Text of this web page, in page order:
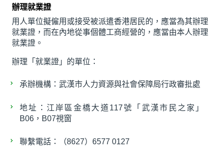
辦理就業證
用人單位擬僱用或接受被派遣香港居民的，應當為其辦理
就業證，而在內地從事個體工商經營的，應當由本人辦理
就業證。
辦理「就業證」的單位：
承辦機構：武漢市人力資源與社會保障局行政審批處
地址：江岸區金橋大道117號「武漢市民之家」
B06，B07視窗
聯繫電話：（8627）6577 0127